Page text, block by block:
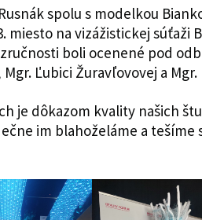
spolu s modelkou
miesto na vizážistickej súťaži
boli ocenené pod
Ľubici Žuravľovovej a
je dôkazom kvality našich
im blahoželáme a tešíme